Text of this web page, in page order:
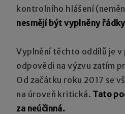
kontrolního hlášení
nesmějí být vyplněny
Vyplnění těchto oddílů je
odpovědi na výzvu zatím
Od začátku roku 2017 se
na úroveň kritická. Tato
za neúčinná.